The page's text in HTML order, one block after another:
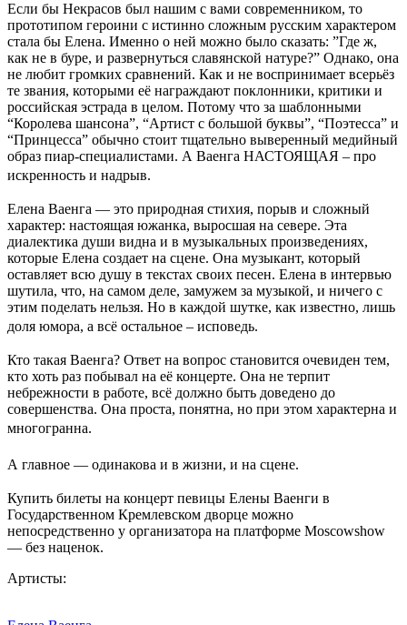
Если бы Некрасов был нашим с вами современником, то
прототипом героини с истинно сложным русским характером
стала бы Елена. Именно о ней можно было сказать: ”Где ж,
как не в буре, и развернуться славянской натуре?” Однако, она
не любит громких сравнений. Как и не воспринимает всерьёз
те звания, которыми её награждают поклонники, критики и
российская эстрада в целом. Потому что за шаблонными
“Королева шансона”, “Артист с большой буквы”, “Поэтесса” и
“Принцесса” обычно стоит тщательно выверенный медийный
образ пиар-специалистами. А Ваенга НАСТОЯЩАЯ – про
искренность и надрыв.
Елена Ваенга — это природная стихия, порыв и сложный
характер: настоящая южанка, выросшая на севере. Эта
диалектика души видна и в музыкальных произведениях,
которые Елена создает на сцене. Она музыкант, который
оставляет всю душу в текстах своих песен. Елена в интервью
шутила, что, на самом деле, замужем за музыкой, и ничего с
этим поделать нельзя. Но в каждой шутке, как известно, лишь
доля юмора, а всё остальное – исповедь.
Кто такая Ваенга? Ответ на вопрос становится очевиден тем,
кто хоть раз побывал на её концерте. Она не терпит
небрежности в работе, всё должно быть доведено до
совершенства. Она проста, понятна, но при этом характерна и
многогранна.
А главное — одинакова и в жизни, и на сцене.
Купить билеты на концерт певицы Елены Ваенги в
Государственном Кремлевском дворце можно
непосредственно у организатора на платформе Moscowshow
— без наценок.
Артисты: